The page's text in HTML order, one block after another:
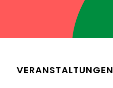
VERANSTALTUNGEN